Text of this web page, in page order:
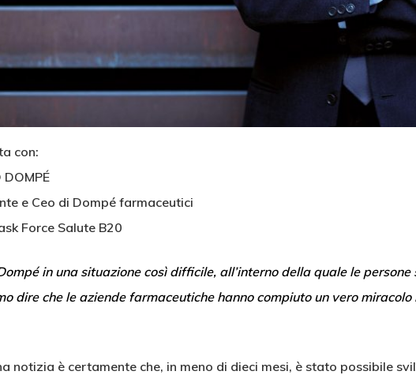
con:
DOMPÉ
e Ceo di Dompé farmaceutici
Force Salute B20
in una situazione così difficile, all’interno della quale le
dire che le aziende farmaceutiche hanno compiuto un vero
notizia è certamente che, in meno di dieci mesi, è stato possibile